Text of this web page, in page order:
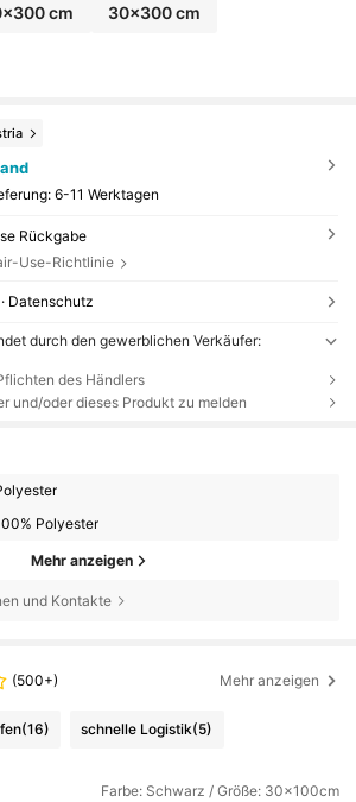
cm 30x300 cm
6-11 Werktagen
Rückgabe
Use-Richtlinie
Datenschutz
durch den gewerblichen Verkäufer:
des Händlers
und/oder dieses Produkt zu melden
Polyester
Mehr anzeigen
und Kontakte
(500+) Mehr anzeigen
(16) schnelle Logistik(5)
Farbe: Schwarz / Größe: 30x100cm